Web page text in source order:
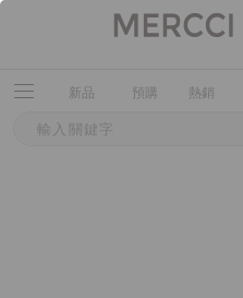
新品 預購 熱銷